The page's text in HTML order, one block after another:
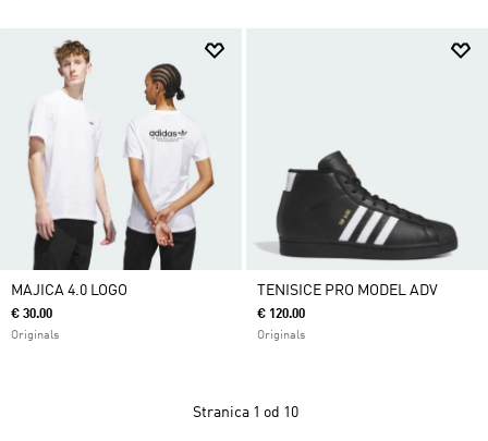
MAJICA 4.0 LOGO
€ 30.00
Originals
TENISICE PRO MODEL ADV
€ 120.00
Originals
Stranica 1 od 10